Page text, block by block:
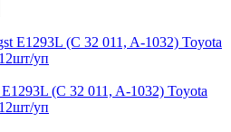
(C 32 011, A-1032) Toyota
уп